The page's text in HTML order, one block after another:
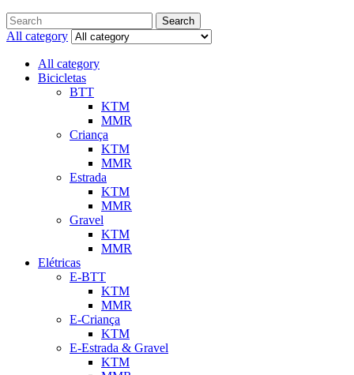
Search
All category
All category
Bicicletas
BTT
KTM
MMR
Criança
KTM
MMR
Estrada
KTM
MMR
Gravel
KTM
MMR
Elétricas
E-BTT
KTM
MMR
E-Criança
KTM
E-Estrada & Gravel
KTM